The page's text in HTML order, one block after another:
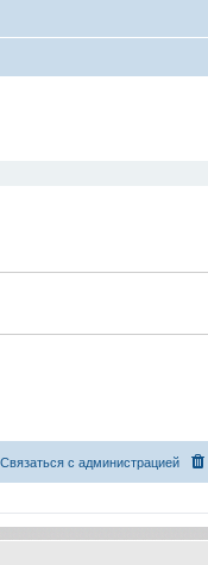
Связаться с администрацией